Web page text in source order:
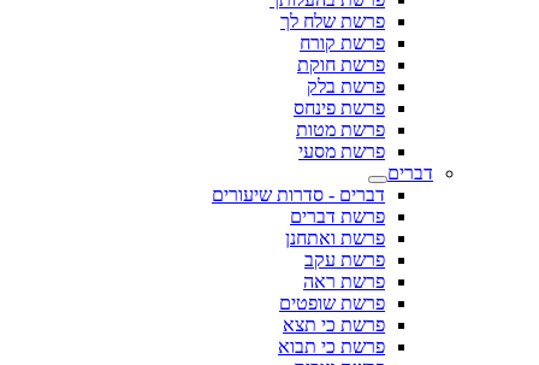
פרשת שלח לך
פרשת קורח
פרשת חוקת
פרשת בלק
פרשת פינחס
פרשת מטות
פרשת מסעי
דברים
דברים - סדרות שיעורים
פרשת דברים
פרשת ואתחנן
פרשת עקב
פרשת ראה
פרשת שופטים
פרשת כי תצא
פרשת כי תבוא